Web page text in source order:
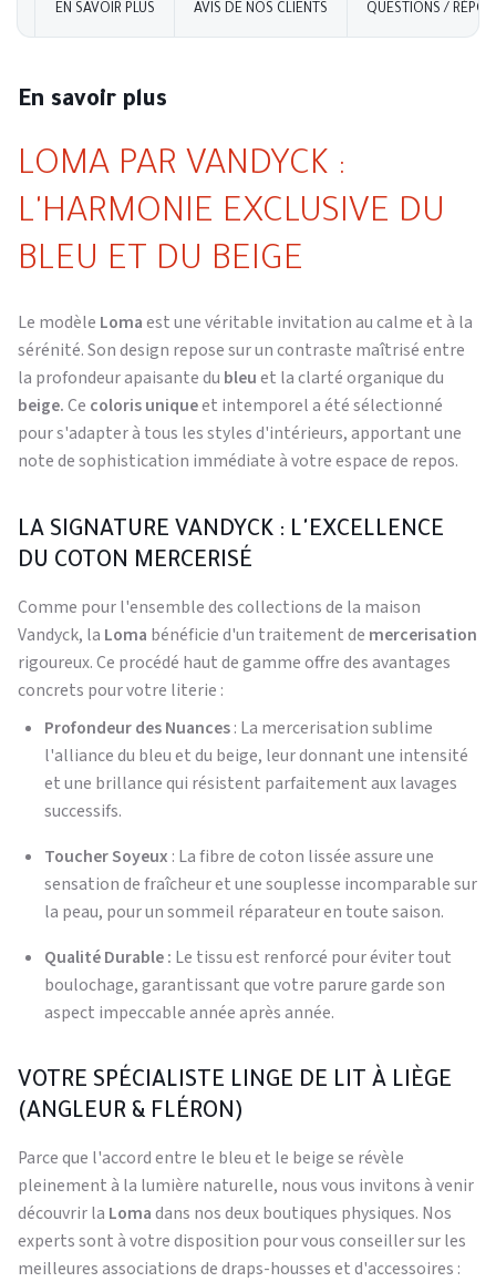
EN SAVOIR PLUS AVIS DE NOS CLIENTS QUESTIONS /
En savoir plus
LOMA PAR VANDYCK :
L'HARMONIE EXCLUSIVE DU
BLEU ET DU BEIGE
Le modèle Lomaest une véritable invitation au calme et à la
sérénité. Son design repose sur un contraste maîtrisé entre
la profondeur apaisante du bleuet la clarté organique du
beige.Ce coloris uniqueet intemporel a été sélectionné
pour s'adapter à tous les styles d'intérieurs, apportant une
note de sophistication immédiate à votre espace de repos.
LA SIGNATURE VANDYCK : L'EXCELLENCE
DU COTON MERCERISÉ
Comme pour l'ensemble des collections de la maison
Vandyck, la Loma bénéficie d'un traitement de mercerisation
rigoureux. Ce procédé haut de gamme offre des avantages
concrets pour votre literie :
Profondeur des Nuances: La mercerisation sublime
l'alliance du bleu et du beige, leur donnant une intensité
et une brillance qui résistent parfaitement aux lavages
successifs.
Toucher Soyeux : La fibre de coton lissée assure une
sensation de fraîcheur et une souplesse incomparable sur
la peau, pour un sommeil réparateur en toute saison.
Qualité Durable : Le tissu est renforcé pour éviter tout
boulochage, garantissant que votre parure garde son
aspect impeccable année après année.
VOTRE SPÉCIALISTE LINGE DE LIT À LIÈGE
(ANGLEUR & FLÉRON)
Parce que l'accord entre le bleu et le beige se révèle
pleinement à la lumière naturelle, nous vous invitons à venir
découvrir la Lomadans nos deux boutiques physiques. Nos
experts sont à votre disposition pour vous conseiller sur les
meilleures associations de draps-housses et d'accessoires :